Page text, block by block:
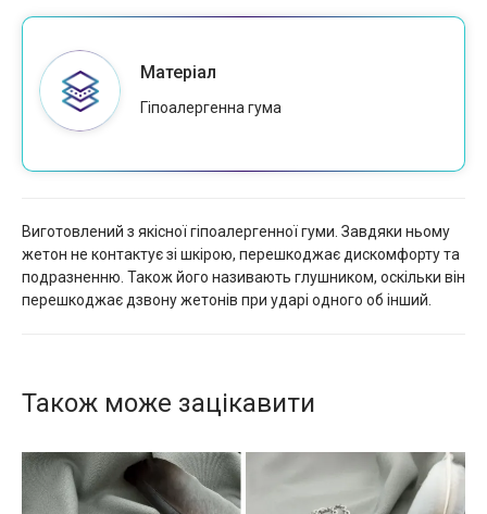
Матеріал
Гіпоалергенна гума
Виготовлений з якісної гіпоалергенної гуми. Завдяки ньому
жетон не контактує зі шкірою, перешкоджає дискомфорту та
подразненню. Також його називають глушником, оскільки він
перешкоджає дзвону жетонів при ударі одного об інший.
Також може зацікавити